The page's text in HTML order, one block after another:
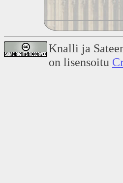
Knalli ja
on lisensoitu